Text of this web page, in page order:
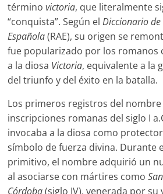
términovictoria, que literalmente
“conquista”. Según elDiccionario
Española(RAE), su origen se
fue popularizado por los romanos
a la diosa Victoria, equivalente a la
del triunfo y del éxito en la batalla.
Los primeros registros del nombre
inscripciones romanas del siglo I
invocaba a la diosa como
símbolo de fuerza divina. Durante
primitivo, el nombre adquirió un
al asociarse con mártires como
Córdoba(siglo IV), venerada por su